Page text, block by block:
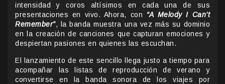
intensidad y coros altísimos en cada una de sus
presentaciones en vivo. Ahora, con “A Melody I Can’t
Remember”, la banda muestra una vez más su dominio
en la creación de canciones que capturan emociones y
despiertan pasiones en quienes las escuchan.
El lanzamiento de este sencillo llega justo a tiempo para
acompañar las listas de reproducción de verano y
convertirse en la banda sonora de los viajes por